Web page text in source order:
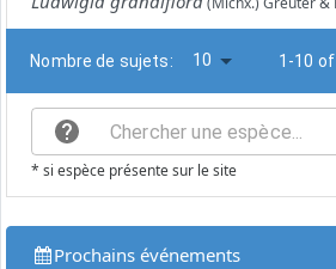
Nombre de sujets: 10 1-10
* si espèce présente sur le site
Prochains événements